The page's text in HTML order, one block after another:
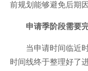
前规划能够避免后期
申请季阶段需要完
当申请时间临近时
时间线终于整理好了